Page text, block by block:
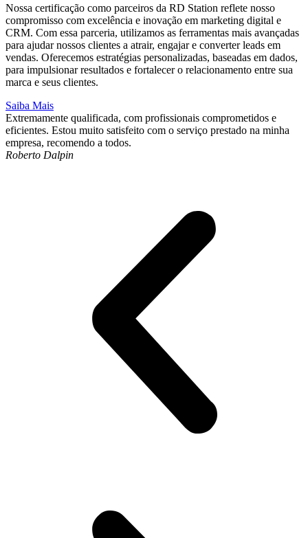
Nossa certificação como parceiros da RD Station reflete nosso
compromisso com excelência e inovação em marketing digital e
CRM. Com essa parceria, utilizamos as ferramentas mais avançadas
para ajudar nossos clientes a atrair, engajar e converter leads em
vendas. Oferecemos estratégias personalizadas, baseadas em dados,
para impulsionar resultados e fortalecer o relacionamento entre sua
marca e seus clientes.
Saiba Mais
Extremamente qualificada, com profissionais comprometidos e
eficientes. Estou muito satisfeito com o serviço prestado na minha
empresa, recomendo a todos.
Roberto Dalpin